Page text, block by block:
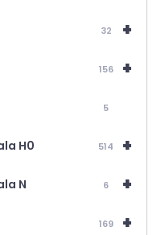
+
32
+
156
5
+
H0 514
+
N 6
+
169